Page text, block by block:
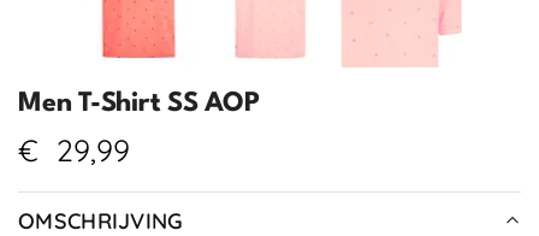
Men T-Shirt SS AOP
€ 29,99
OMSCHRIJVING